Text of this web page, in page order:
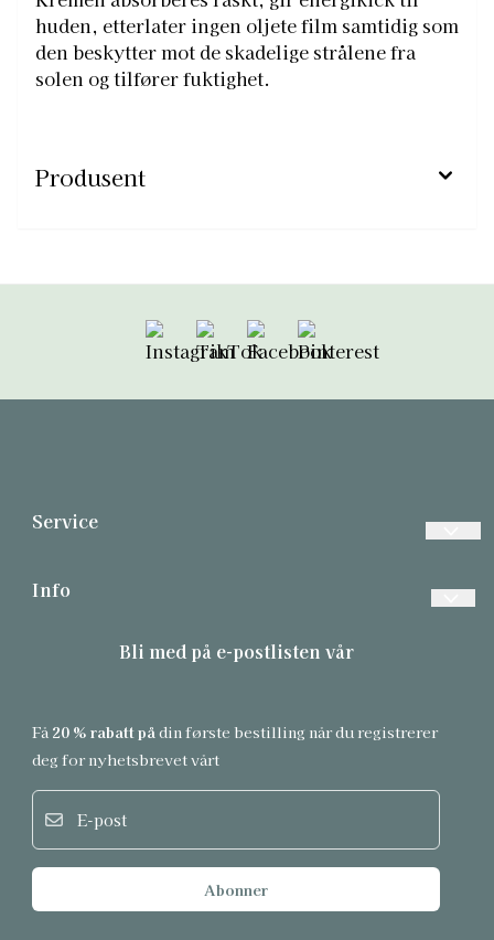
huden, etterlater ingen oljete film samtidig som
den beskytter mot de skadelige strålene fra
solen og tilfører fuktighet.
Produsent
Følg oss på Instagram
Følg oss på TikTok
Følg oss på Facebook
Service
Informasjonskapsler
Info
Forsendelse og retur
Salgsbetingelser
Hud Fosnavåg
Bli med på e-postlisten vår
Få 20 % rabatt pådin første bestilling når du registrerer
deg for nyhetsbrevet vårt
Abonner